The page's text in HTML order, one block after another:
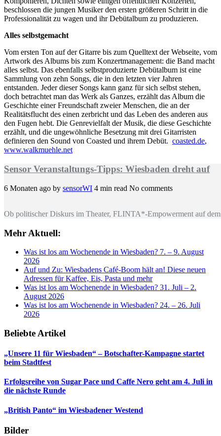
beschlossen die jungen Musiker den ersten größeren Schritt in die
Professionalität zu wagen und ihr Debütalbum zu produzieren.
Alles selbstgemacht
Vom ersten Ton auf der Gitarre bis zum Quelltext der Webseite, vom
Artwork des Albums bis zum Konzertmanagement: die Band macht
alles selbst. Das ebenfalls selbstproduzierte Debütalbum ist eine
Sammlung von zehn Songs, die in den letzten vier Jahren
entstanden. Jeder dieser Songs kann ganz für sich selbst stehen,
doch betrachtet man das Werk als Ganzes, erzählt das Album die
Geschichte einer Freundschaft zweier Menschen, die an der
Realitätsflucht des einen zerbricht und das Leben des anderen aus
den Fugen hebt. Die Genrevielfalt der Musik, die diese Geschichte
erzählt, und die ungewöhnliche Besetzung mit drei Gitarristen
definieren den Sound von Coasted und ihrem Debüt. coasted.de,
www.walkmuehle.net
Sensor Veranstaltungs-Tipps: Wiesbaden dreht auf
6 Monaten ago by sensorWI 4 min read No comments
Ob politischer Diskurs im Theater, FLINTA*-Empowerment auf
Mehr Aktuell:
Was ist los am Wochenende in Wiesbaden? 7. – 9. August
2026
Auf und Zu: Wiesbadens Café-Boom hält an! Diese neuen
Adressen für Kaffee, Eis, Pasta und mehr
Was ist los am Wochenende in Wiesbaden? 31. Juli – 2.
August 2026
Was ist los am Wochenende in Wiesbaden? 24. – 26. Juli
2026
Beliebte Artikel
„Unsere 11 für Wiesbaden“ – Botschafter-Kampagne startet
beim Stadtfest
Erfolgsreihe von Sugar Pace und Caffe Nero geht am 4. Juli in
die nächste Runde
„British Panto“ im Wiesbadener Westend
Bilder